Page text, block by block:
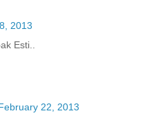
2013
Esti..
22, 2013